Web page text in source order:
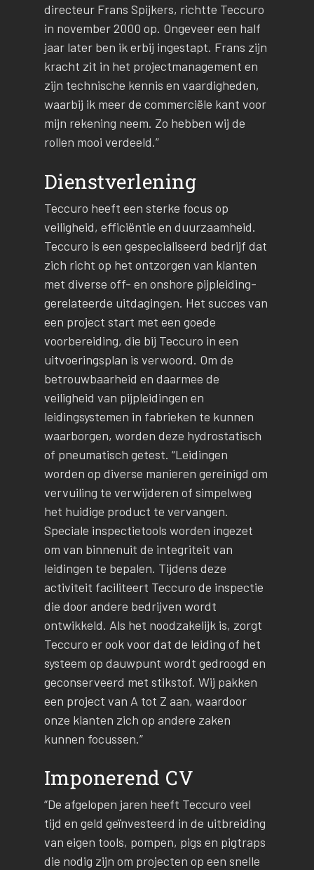
directeur Frans Spijkers, richtte Teccuro
in november 2000 op. Ongeveer een half
jaar later ben ik erbij ingestapt. Frans zijn
kracht zit in het projectmanagement en
zijn technische kennis en vaardigheden,
waarbij ik meer de commerciële kant voor
mijn rekening neem. Zo hebben wij de
rollen mooi verdeeld.”
Dienstverlening
Teccuro heeft een sterke focus op
veiligheid, efficiëntie en duurzaamheid.
Teccuro is een gespecialiseerd bedrijf dat
zich richt op het ontzorgen van klanten
met diverse off- en onshore pijpleiding-
gerelateerde uitdagingen. Het succes van
een project start met een goede
voorbereiding, die bij Teccuro in een
uitvoeringsplan is verwoord. Om de
betrouwbaarheid en daarmee de
veiligheid van pijpleidingen en
leidingsystemen in fabrieken te kunnen
waarborgen, worden deze hydrostatisch
of pneumatisch getest. “Leidingen
worden op diverse manieren gereinigd om
vervuiling te verwijderen of simpelweg
het huidige product te vervangen.
Speciale inspectietools worden ingezet
om van binnenuit de integriteit van
leidingen te bepalen. Tijdens deze
activiteit faciliteert Teccuro de inspectie
die door andere bedrijven wordt
ontwikkeld. Als het noodzakelijk is, zorgt
Teccuro er ook voor dat de leiding of het
systeem op dauwpunt wordt gedroogd en
geconserveerd met stikstof. Wij pakken
een project van A tot Z aan, waardoor
onze klanten zich op andere zaken
kunnen focussen.”
Imponerend CV
“De afgelopen jaren heeft Teccuro veel
tijd en geld geïnvesteerd in de uitbreiding
van eigen tools, pompen, pigs en pigtraps
die nodig zijn om projecten op een snelle